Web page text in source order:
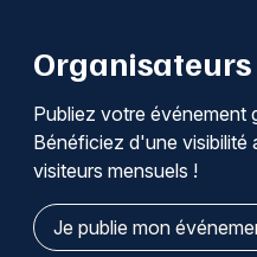
Organisateurs
Publiez votre événement
Bénéficiez d'une
visiteurs mensuels !
Je publie mon